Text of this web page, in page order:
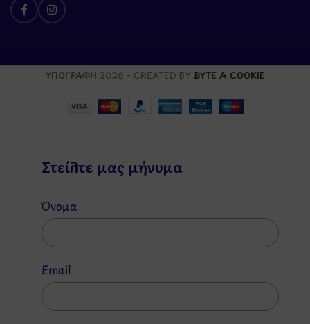
ΥΠΟΓΡΑΦΗ 2026 - CREATED BY BYTE A COOKIE
Στείλτε μας μήνυμα
Όνομα
Email